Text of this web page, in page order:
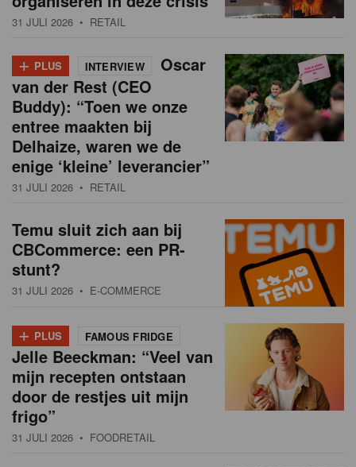
31 JULI 2026 • RETAIL
+ PLUS INTERVIEW
Oscar
van der Rest (CEO
Buddy): “Toen we onze
entree maakten bij
Delhaize, waren we de
enige ‘kleine’ leverancier”
31 JULI 2026 • RETAIL
Temu sluit zich aan bij
CBCommerce: een PR-
stunt?
31 JULI 2026 • E-COMMERCE
+ PLUS FAMOUS FRIDGE
Jelle Beeckman: “Veel van
mijn recepten ontstaan
door de restjes uit mijn
frigo”
31 JULI 2026 • FOODRETAIL